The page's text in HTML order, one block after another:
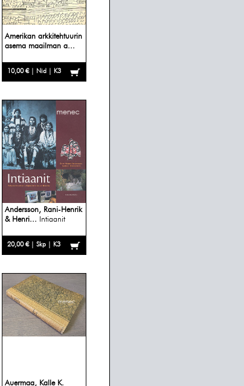
Amerikan arkkitehtuurin
asema maailman a...
10,00 € | Nid | K3
Andersson, Rani-Henrik
& Henri...
Intiaanit
20,00 € | Skp | K3
Auermaa, Kalle K.